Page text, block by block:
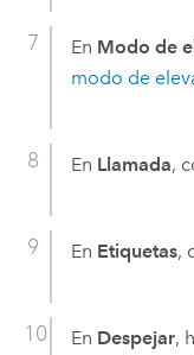
En Modo de
modo de
En Llamada,
En Etiquetas,
En Despejar,